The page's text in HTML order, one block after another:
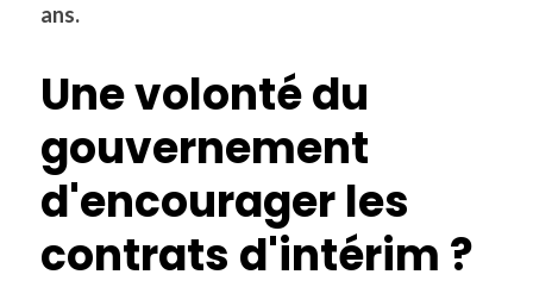
ans.
Une volonté du
gouvernement
d'encourager les
contrats d'intérim ?